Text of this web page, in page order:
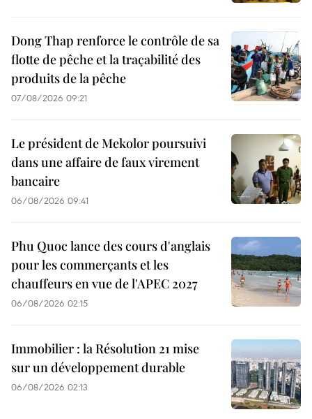
Dong Thap renforce le contrôle de sa
flotte de pêche et la traçabilité des
produits de la pêche
07/08/2026 09:21
Le président de Mekolor poursuivi
dans une affaire de faux virement
bancaire
06/08/2026 09:41
Phu Quoc lance des cours d'anglais
pour les commerçants et les
chauffeurs en vue de l'APEC 2027
06/08/2026 02:15
Immobilier : la Résolution 21 mise
sur un développement durable
06/08/2026 02:13